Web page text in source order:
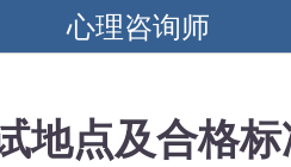
心理咨询师
地点及合格